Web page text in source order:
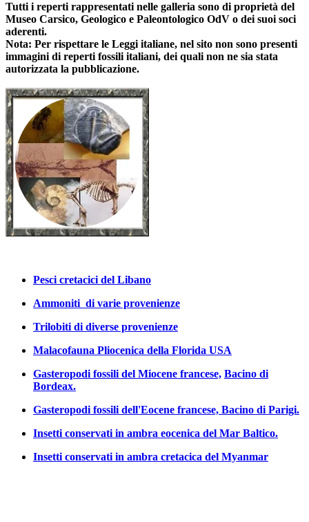
Tutti i reperti rappresentati nelle galleria sono di proprietà del
Museo Carsico, Geologico e Paleontologico OdV o dei suoi soci
aderenti.
Nota: Per rispettare le Leggi italiane, nel sito non sono presenti
immagini di reperti fossili italiani, dei quali non ne sia stata
autorizzata la pubblicazione.
Pesci cretacici del Libano
Ammoniti di varie provenienze
Trilobiti di diverse provenienze
Malacofauna Pliocenica della Florida USA
Gasteropodi fossili del Miocene francese, Bacino di
Bordeax.
Gasteropodi fossili dell'Eocene francese, Bacino di Parigi.
Insetti conservati in ambra eocenica del Mar Baltico.
Insetti conservati in ambra cretacica del Myanmar